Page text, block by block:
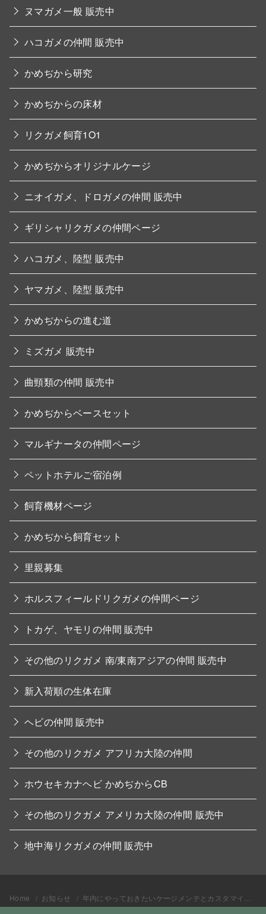
ヌマガメ一般 販売中
ハコガメの仲間 販売中
かめぢから研究
かめぢからの床材
リクガメ飼育1O1
かめぢからオリジナルケージ
ニオイガメ、ドロガメの仲間 販売中
ギリシャリクガメの仲間ページ
ハコガメ、陸型 販売中
ヤマガメ、陸型 販売中
かめぢからの進む道
ミズガメ 販売中
曲頸類の仲間 販売中
かめぢからベースセット
マルギナータの仲間ページ
ペットホテルご宿泊例
飼育機材ページ
かめぢから飼育セット
里親募集
ホルスフィールドリクガメの仲間ページ
トカゲ、ヤモリの仲間 販売中
その他のリクガメ 南/東南アジアの仲間 販売中
新入荷順の生体在庫
ヘビの仲間 販売中
その他のリクガメ アフリカ大陸の仲間
ホウセキカナヘビ かめぢからCB
その他のリクガメ アメリカ大陸の仲間 販売中
地中海リクガメの仲間 販売中
Home お知らせ 年内にやっておきたいケージメンテとカスタマイズ。